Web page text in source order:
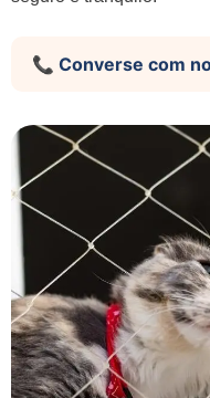
📞 Converse com